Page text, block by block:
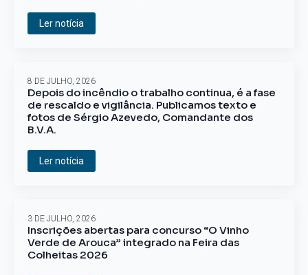
Ler notícia
Depois do incêndio o trabalho continua, é a fase
de rescaldo e vigilância. Publicamos texto e
fotos de Sérgio Azevedo, Comandante dos
B.V.A.
8 DE JULHO, 2026
Ler notícia
Inscrições abertas para concurso “O Vinho
Verde de Arouca” integrado na Feira das
Colheitas 2026
3 DE JULHO, 2026